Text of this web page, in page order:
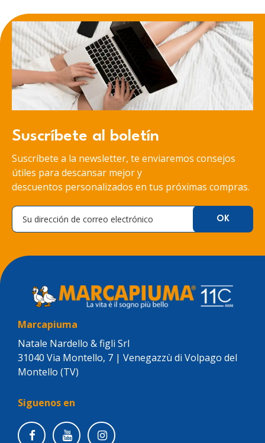
Suscríbete al boletín
Suscríbete a la newsletter, te enviaremos consejos
útiles para descansar mejor y
descuentos personalizados en tus próximas compras.
Marcapiuma
Natale Nardello & figli Srl
31040 Via Montello, 7 | Venegazzù di Volpago del
Montello (TV)
Siguenos en